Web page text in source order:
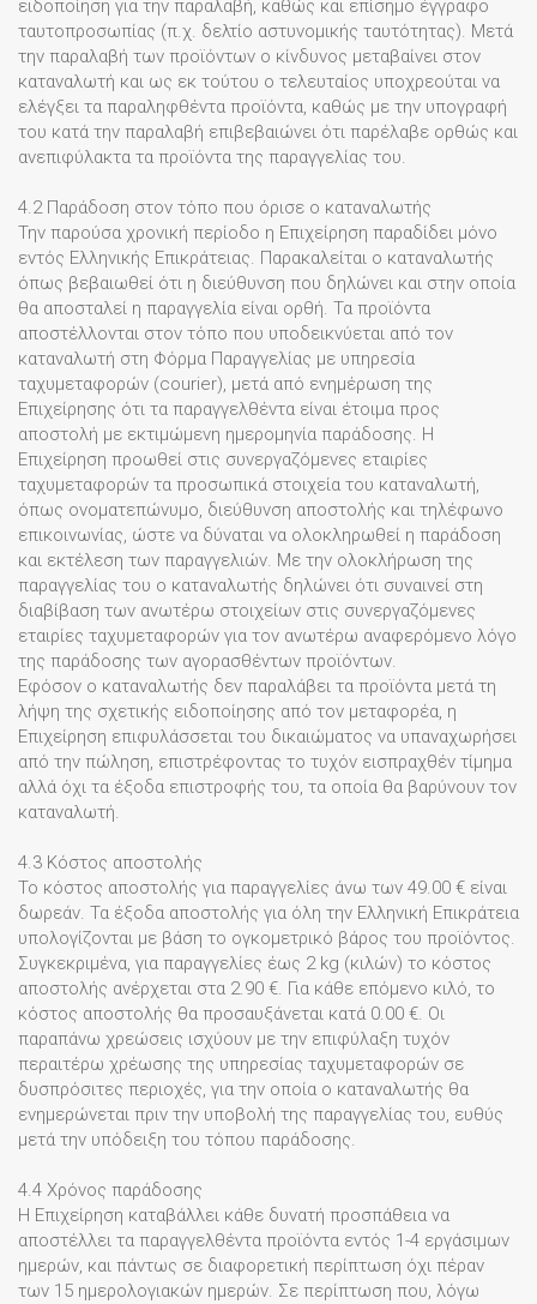
ειδοποίηση για την παραλαβή, καθώς και επίσημο έγγραφο
ταυτοπροσωπίας (π.χ. δελτίο αστυνομικής ταυτότητας). Μετά
την παραλαβή των προϊόντων ο κίνδυνος μεταβαίνει στον
καταναλωτή και ως εκ τούτου ο τελευταίος υποχρεούται να
ελέγξει τα παραληφθέντα προϊόντα, καθώς με την υπογραφή
του κατά την παραλαβή επιβεβαιώνει ότι παρέλαβε ορθώς και
ανεπιφύλακτα τα προϊόντα της παραγγελίας του.
4.2 Παράδοση στον τόπο που όρισε ο καταναλωτής
Την παρούσα χρονική περίοδο η Επιχείρηση παραδίδει μόνο
εντός Ελληνικής Επικράτειας. Παρακαλείται ο καταναλωτής
όπως βεβαιωθεί ότι η διεύθυνση που δηλώνει και στην οποία
θα αποσταλεί η παραγγελία είναι ορθή. Τα προϊόντα
αποστέλλονται στον τόπο που υποδεικνύεται από τον
καταναλωτή στη Φόρμα Παραγγελίας με υπηρεσία
ταχυμεταφορών (courier), μετά από ενημέρωση της
Επιχείρησης ότι τα παραγγελθέντα είναι έτοιμα προς
αποστολή με εκτιμώμενη ημερομηνία παράδοσης. Η
Επιχείρηση προωθεί στις συνεργαζόμενες εταιρίες
ταχυμεταφορών τα προσωπικά στοιχεία του καταναλωτή,
όπως ονοματεπώνυμο, διεύθυνση αποστολής και τηλέφωνο
επικοινωνίας, ώστε να δύναται να ολοκληρωθεί η παράδοση
και εκτέλεση των παραγγελιών. Με την ολοκλήρωση της
παραγγελίας του ο καταναλωτής δηλώνει ότι συναινεί στη
διαβίβαση των ανωτέρω στοιχείων στις συνεργαζόμενες
εταιρίες ταχυμεταφορών για τον ανωτέρω αναφερόμενο λόγο
της παράδοσης των αγορασθέντων προϊόντων.
Εφόσον ο καταναλωτής δεν παραλάβει τα προϊόντα μετά τη
λήψη της σχετικής ειδοποίησης από τον μεταφορέα, η
Επιχείρηση επιφυλάσσεται του δικαιώματος να υπαναχωρήσει
από την πώληση, επιστρέφοντας το τυχόν εισπραχθέν τίμημα
αλλά όχι τα έξοδα επιστροφής του, τα οποία θα βαρύνουν τον
καταναλωτή.
4.3 Κόστος αποστολής
Το κόστος αποστολής για παραγγελίες άνω των 49.00 € είναι
δωρεάν. Τα έξοδα αποστολής για όλη την Ελληνική Επικράτεια
υπολογίζονται με βάση το ογκομετρικό βάρος του προϊόντος.
Συγκεκριμένα, για παραγγελίες έως 2 kg (κιλών) το κόστος
αποστολής ανέρχεται στα 2.90 €. Για κάθε επόμενο κιλό, το
κόστος αποστολής θα προσαυξάνεται κατά 0.00 €. Οι
παραπάνω χρεώσεις ισχύουν με την επιφύλαξη τυχόν
περαιτέρω χρέωσης της υπηρεσίας ταχυμεταφορών σε
δυσπρόσιτες περιοχές, για την οποία ο καταναλωτής θα
ενημερώνεται πριν την υποβολή της παραγγελίας του, ευθύς
μετά την υπόδειξη του τόπου παράδοσης.
4.4 Χρόνος παράδοσης
Η Επιχείρηση καταβάλλει κάθε δυνατή προσπάθεια να
αποστέλλει τα παραγγελθέντα προϊόντα εντός 1-4 εργάσιμων
ημερών, και πάντως σε διαφορετική περίπτωση όχι πέραν
των 15 ημερολογιακών ημερών. Σε περίπτωση που, λόγω